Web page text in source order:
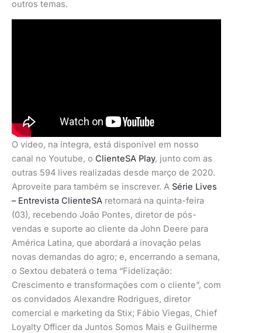
outros temas.
O vídeo, na íntegra, está disponível em nosso
canal no Youtube, o ClienteSA Play, junto com as
outras 594 lives realizadas desde março de 2020.
Aproveite para também se inscrever. A Série Lives
– Entrevista ClienteSA retornará na quinta-feira
(03), recebendo João Pontes, diretor de pós-
vendas e suporte ao cliente da John Deere para
América Latina, que abordará a inovação pelas
novas demandas do agro; e, encerrando a semana,
o Sextou debaterá o tema “Fidelização:
Crescimento e transformações com o cliente”, com
os convidados Alexandre Rodrigues, diretor
comercial e marketing da Stix; Fábio Viegas, Chief
Loyalty Officer da Juntos Somos Mais e Guilherme